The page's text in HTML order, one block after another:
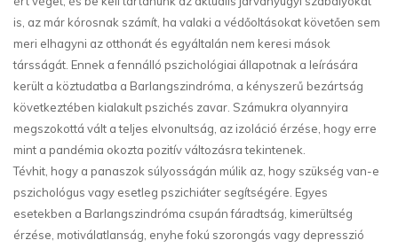
is, az már kórosnak számít, ha valaki a védőoltásokat követően sem
meri elhagyni az otthonát és egyáltalán nem keresi mások
társságát. Ennek a fennálló pszichológiai állapotnak a leírására
került a köztudatba a Barlangszindróma, a kényszerű bezártság
következtében kialakult pszichés zavar. Számukra olyannyira
megszokottá vált a teljes elvonultság, az izoláció érzése, hogy erre
mint a pandémia okozta pozitív változásra tekintenek.
Tévhit, hogy a panaszok súlyosságán múlik az, hogy szükség van-e
pszichológus vagy esetleg pszichiáter segítségére. Egyes
esetekben a Barlangszindróma csupán fáradtság, kimerültség
érzése, motiválatlanság, enyhe fokú szorongás vagy depresszió